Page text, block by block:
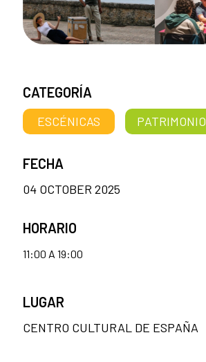
CATEGORÍA
ESCÉNICAS PATRIMONIO
FECHA
04 OCTOBER 2025
HORARIO
11:00 A 19:00
LUGAR
CENTRO CULTURAL DE ESPAÑA